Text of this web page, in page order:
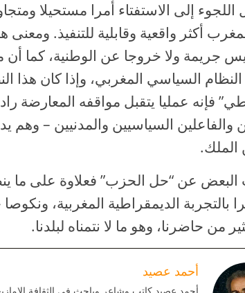
إلى الاستفتاء أمرا مستحيلا
أكثر واقعية وقابلية للتنفيذ. ومعنى
جريمة ولا خروجا عن الوطنية، كما
السياسي المغربي، وإذا كان هذا
فإنه عمليا يتقبل مواقفه المعارضة
والفاعلين السياسيين والمدنيين – وهم
الملك.
البعض عن “حل الحزب” فعلاوة على ما
بالتجربة الديمقراطية المغربية،
من حاضرنا، وهو ما لا نتمناه لبلدنا.
أحمد عصيد